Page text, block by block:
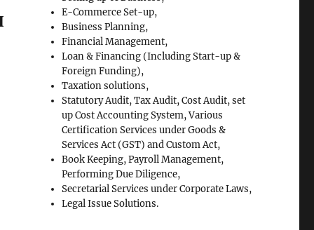
E-Commerce Set-up,
Business Planning,
Financial Management,
Loan & Financing (Including Start-up &
Foreign Funding),
Taxation solutions,
Statutory Audit, Tax Audit, Cost Audit, set
up Cost Accounting System, Various
Certification Services under Goods &
Services Act (GST) and Custom Act,
Book Keeping, Payroll Management,
Performing Due Diligence,
Secretarial Services under Corporate Laws,
Legal Issue Solutions.